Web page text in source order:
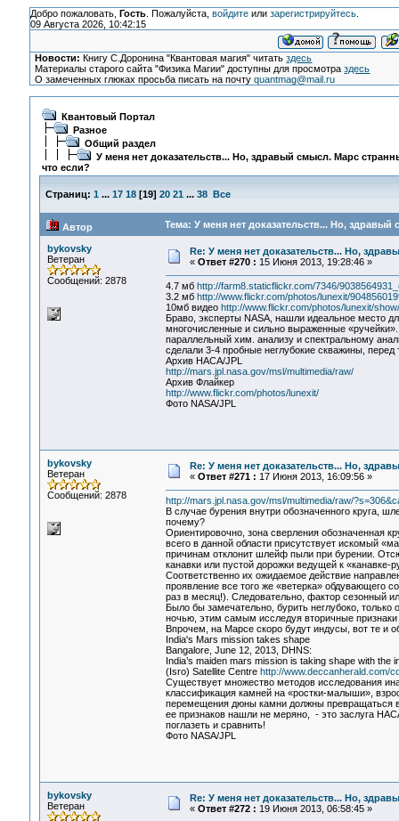
Добро пожаловать, Гость. Пожалуйста, войдитеили зарегистрируйтесь.
09 Августа 2026, 10:42:15
Новости: Книгу С.Доронина "Квантовая магия" читатьздесь
Материалы старого сайта "Физика Магии" доступны для просмотраздесь
О замеченных глюках просьба писать на почтуquantmag@mail.ru
Квантовый Портал
Разное
Общий раздел
У меня нет доказательств... Но, здравый смысл. Марс
что если?
Страниц: 1 ... 17 18[19] 20 21 ... 38 Все
Автор Тема: У меня нет доказательств... Но,
bykovsky
Ветеран
Сообщений: 2878
Re: У меня нет доказательств... Но,
« Ответ #270 : 15 Июня 2013, 19:28:46 »
4.7 мб http://farm8.staticflickr.com/7346/
3.2 мб http://www.flickr.com/photos/lunexit/
10мб видео http://www.flickr.com/photos/lunexit/
Браво, эксперты NASA, нашли идеальное место
многочисленные и сильно выраженные
параллельный хим. анализу и спектральному
сделали 3-4 пробные неглубокие скважины,
Архив НАСА/JPL
http://mars.jpl.nasa.gov/msl/multimedia/raw/
Архив Флайкер
http://www.flickr.com/photos/lunexit/
Фото NASA/JPL
bykovsky
Ветеран
Сообщений: 2878
Re: У меня нет доказательств... Но,
« Ответ #271 : 17 Июня 2013, 16:09:56 »
http://mars.jpl.nasa.gov/msl/multimedia/raw/
В случае бурения внутри обозначенного круга,
почему?
Ориентировочно, зона сверления обозначенная
всего в данной области присутствует искомый
причинам отклонит шлейф пыли при бурении.
канавки или пустой дорожки ведущей к «канавке-
Соответственно их ожидаемое действие
проявление все того же «ветерка» обдувающего
раз в месяц!). Следовательно, фактор сезонный
Было бы замечательно, бурить неглубоко,
ночью, этим самым исследуя вторичные признаки
Впрочем, на Марсе скоро будут индусы, вот те и
India's Mars mission takes shape
Bangalore, June 12, 2013, DHNS:
India’s maiden mars mission is taking shape with
(Isro) Satellite Centre http://www.deccanherald.com/
Существует множество методов исследования
классификация камней на «ростки-малыши»,
перемещения дюны камни должны превращаться
ее признаков нашли не меряно, - это заслуга
поглазеть и сравнить!
Фото NASA/JPL
bykovsky
Ветеран
Re: У меня нет доказательств... Но,
« Ответ #272 : 19 Июня 2013, 06:58:45 »